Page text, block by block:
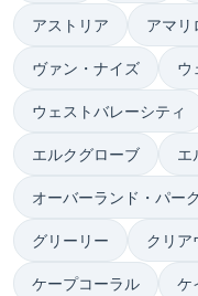
アストリア アマリ
ヴァン・ナイズ ウ
ウェストバレーシティ
エルクグローブ エ
オーバーランド・パーク
グリーリー クリア
ケープコーラル ケ